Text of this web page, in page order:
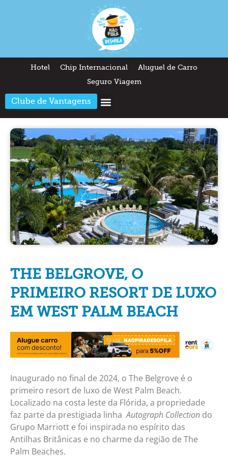
Hotel Chip Internacional
Aluguel de Carro
Seguro Viagem
Clube de Vantagens
THE BELGROVE, O
PRIMEIRO RESORT DE LUXO
EM WEST PALM BEACH
Inaugurado no final de 2024, o The Belgrove é o
primeiro resort de luxo de West Palm Beach.
Localizado na costa leste da Flórida, a propriedade
faz parte da prestigiada linhaAutograph Collection do
Grupo Marriott e foi inspirada no espírito das
Antilhas Britânicas e no charme da região de The
Palm Beaches.